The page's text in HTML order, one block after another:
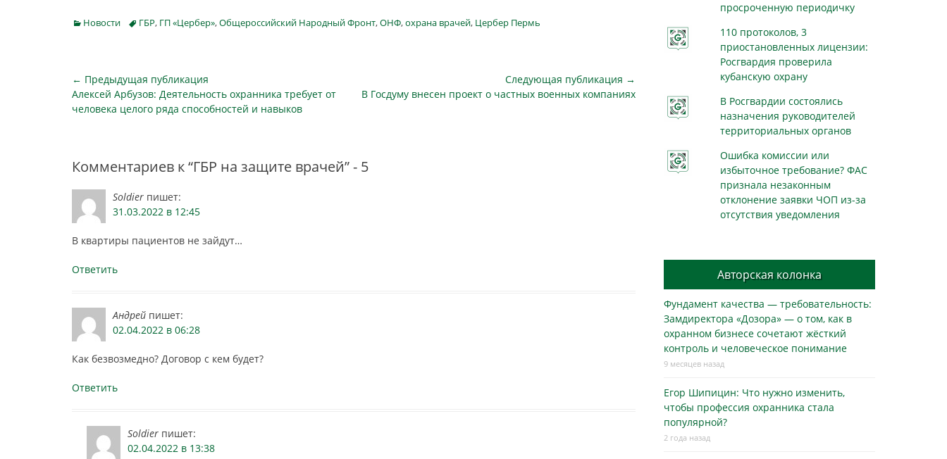
оперативно среагировали на
безвозмездный. Если на врача
Categories
Новости TagsГБР, ГП «Цербер»,Общероссийский Народный Фронт,ОНФ,охрана врачей, Цербер Пермь
Навигация
по
← Предыдущая публикация
Предыдущая
публикация
Алексей Арбузов: Деятельность охранника требует от
человека целого ряда способностей и навыков
Следующая публикация →
Следующая
В Госдуму внесен проект о частных военных компаниях
Комментариев к “ГБР на защите врачей” - 5
Soldier пишет:
31.03.2022 в 12:45
В квартиры пациентов не зайдут…
Ответить
Андрей пишет:
02.04.2022 в 06:28
Как безвозмедно? Договор с кем будет?
Ответить
Soldier пишет:
02.04.2022 в 13:38
просроченную периодичку
110 протоколов, 3
приостановленных лицензии:
Росгвардия проверила
кубанскую охрану
В Росгвардии состоялись
назначения руководителей
территориальных органов
Ошибка комиссии или
избыточное требование? ФАС
признала незаконным
отклонение заявки ЧОП из-за
отсутствия уведомления
Авторская колонка
Фундамент качества — требовательность:
Замдиректора «Дозора» — о том, как в
охранном бизнесe сочетают жёсткий
контроль и человеческое понимание
9 месяцев назад
Егор Шипицин: Что нужно изменить,
чтобы профессия охранника стала
популярной?
2 года назад